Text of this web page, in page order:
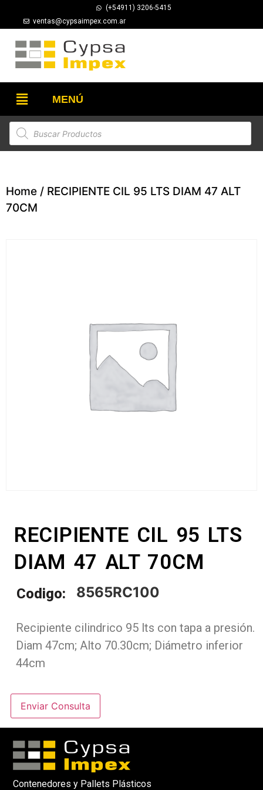
(+54911) 3206-5415
ventas@cypsaimpex.com.ar
MENÚ
Home / RECIPIENTE CIL 95 LTS DIAM 47 ALT
70CM
RECIPIENTE CIL 95 LTS
DIAM 47 ALT 70CM
Codigo: 8565RC100
Recipiente cilindrico 95 lts con tapa a presión.
Diam 47cm; Alto 70.30cm; Diámetro inferior
44cm
Enviar Consulta
Contenedores y Pallets Plásticos